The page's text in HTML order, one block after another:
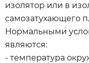
изолятор или в
самозатухающего
Нормальными
являютcя:
- температура